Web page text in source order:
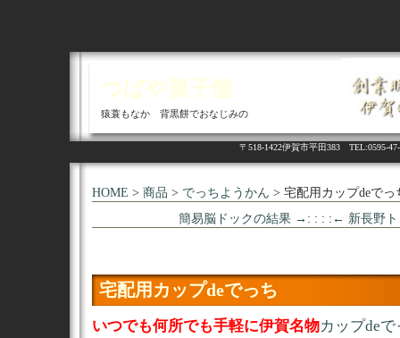
つばや菓子舗
猿蓑もなか 背黒餅でおなじみの
〒518-1422伊賀市平田383 TEL:0595-
HOME > 商品 > でっちようかん > 宅配用カップdeでっ
簡易脳ドックの結果 → : : : : ← 新長野ト
宅配用カップdeでっち
いつでも何所でも手軽に伊賀名物カップdeで